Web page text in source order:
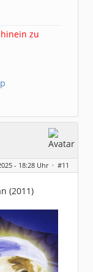
zu
- 18:28 Uhr · #11
(2011)